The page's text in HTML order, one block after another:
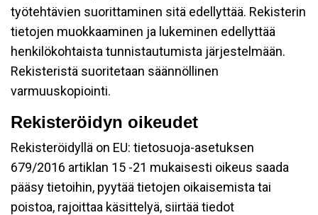
työtehtävien suorittaminen sitä edellyttää. Rekisterin
tietojen muokkaaminen ja lukeminen edellyttää
henkilökohtaista tunnistautumista järjestelmään.
Rekisteristä suoritetaan säännöllinen
varmuuskopiointi.
Rekisteröidyn oikeudet
Rekisteröidyllä on EU: tietosuoja-asetuksen
679/2016 artiklan 15 -21 mukaisesti oikeus saada
pääsy tietoihin, pyytää tietojen oikaisemista tai
poistoa, rajoittaa käsittelyä, siirtää tiedot